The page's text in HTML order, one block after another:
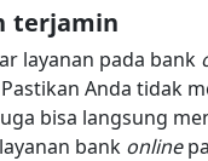
terjamin
layanan pada bank
Anda tidak
bisa langsung
bank online